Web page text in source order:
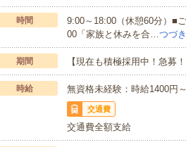
時間
9:00～18:00（休憩60分）■
00「家族と休みを合…つづ
期間 【現在も積極採用中！急募
時給 無資格未経験：時給1400
交通費
交通費全額支給